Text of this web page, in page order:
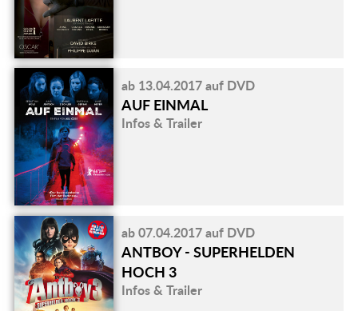
ab 13.04.2017 auf DVD
AUF EINMAL
Infos & Trailer
ab 07.04.2017 auf DVD
ANTBOY - SUPERHELDEN
HOCH 3
Infos & Trailer